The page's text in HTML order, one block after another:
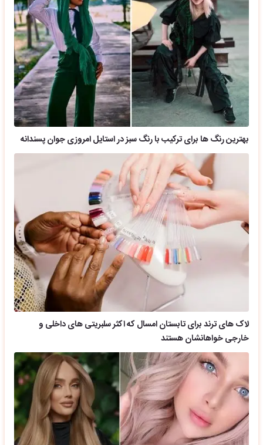
بهترین رنگ ها برای ترکیب با رنگ سبز در استایل امروزی جوان پسندانه
لاک های ترند برای تابستان امسال که اکثر سلبریتی های داخلی و
خارجی خواهانشان هستند